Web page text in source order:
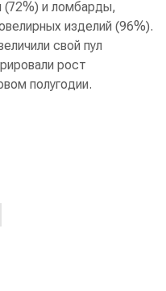
(72%) и ломбарды,
изделий (96%).
свой пул
рост
полугодии.